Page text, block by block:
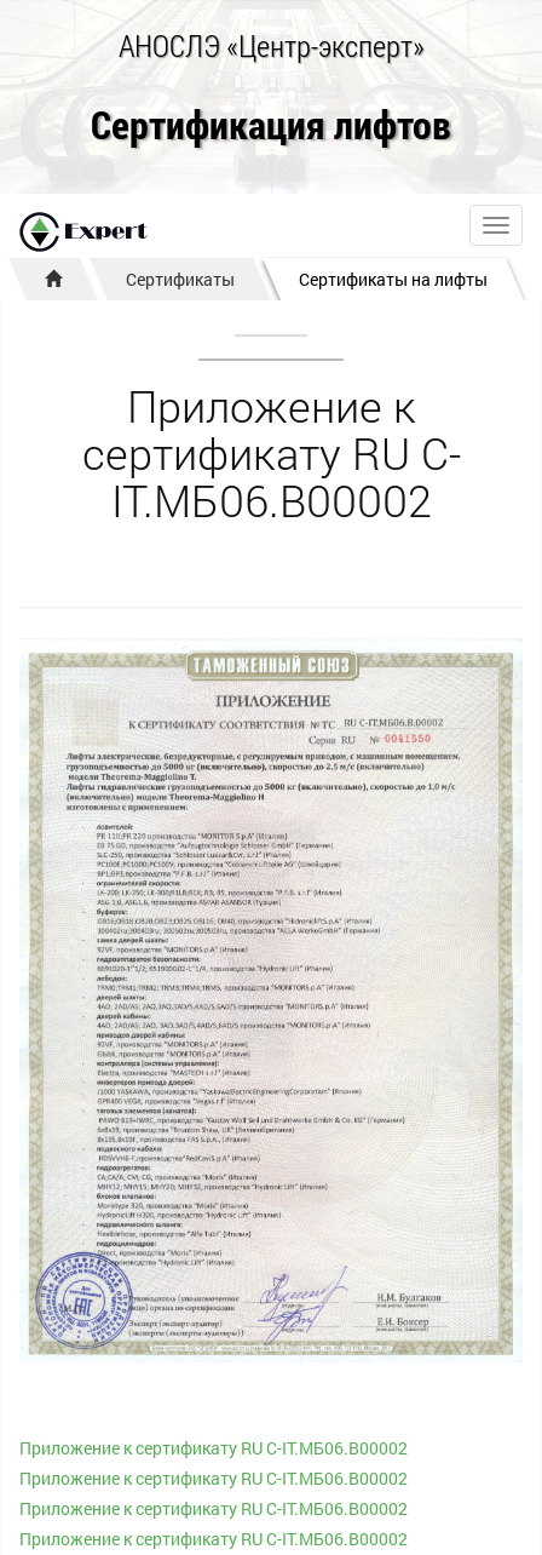
АНОСЛЭ «Центр-эксперт»
Сертификация лифтов
Сертификаты Сертификаты на лифты
Приложение к
сертификату RU C-
IT.МБ06.В00002
Приложение к сертификату RU C-IT.МБ06.В00002
Приложение к сертификату RU C-IT.МБ06.В00002
Приложение к сертификату RU C-IT.МБ06.В00002
Приложение к сертификату RU C-IT.МБ06.В00002